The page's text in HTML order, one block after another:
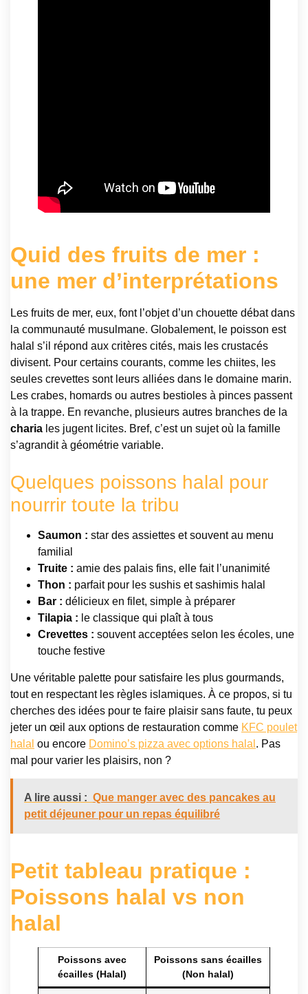
Quid des fruits de mer :
une mer d’interprétations
Les fruits de mer, eux, font l’objet d’un chouette débat dans
la communauté musulmane. Globalement, le poisson est
halal s’il répond aux critères cités, mais les crustacés
divisent. Pour certains courants, comme les chiites, les
seules crevettes sont leurs alliées dans le domaine marin.
Les crabes, homards ou autres bestioles à pinces passent
à la trappe. En revanche, plusieurs autres branches de la
charia les jugent licites. Bref, c’est un sujet où la famille
s’agrandit à géométrie variable.
Quelques poissons halal pour
nourrir toute la tribu
Saumon : star des assiettes et souvent au menu
familial
Truite : amie des palais fins, elle fait l’unanimité
Thon : parfait pour les sushis et sashimis halal
Bar : délicieux en filet, simple à préparer
Tilapia : le classique qui plaît à tous
Crevettes : souvent acceptées selon les écoles, une
touche festive
Une véritable palette pour satisfaire les plus gourmands,
tout en respectant les règles islamiques. À ce propos, si tu
cherches des idées pour te faire plaisir sans faute, tu peux
jeter un œil aux options de restauration comme KFC poulet
halal ou encore Domino’s pizza avec options halal . Pas
mal pour varier les plaisirs, non ?
A lire aussi : Que manger avec des pancakes au
petit déjeuner pour un repas équilibré
Petit tableau pratique :
Poissons halal vs non
halal
Poissons avec
écailles (Halal)
Poissons sans écailles
(Non halal)